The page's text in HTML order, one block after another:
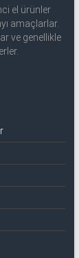
el ürünler
amaçlarlar.
ve genellikle